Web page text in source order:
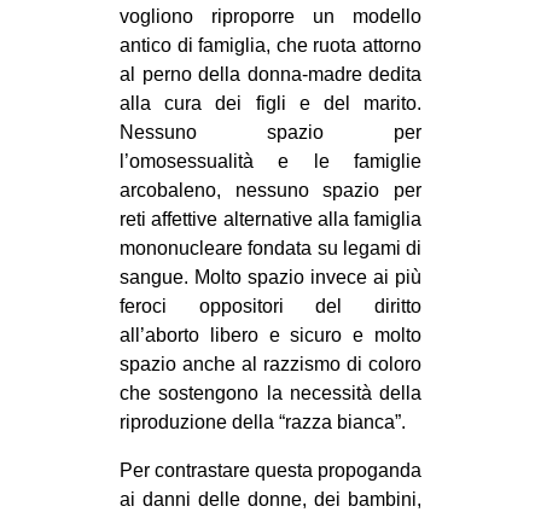
CINEMA
MANIFESTI
MUSICA
RECENSIONI
INTERNAZIONALE
AMERICHE
ESTREMO ORIENTE
EUROPA
MEDIO ORIENTE
EVENTI
vogliono riproporre un modello
antico di famiglia, che ruota attorno
al perno della donna-madre dedita
alla cura dei figli e del marito.
Nessuno spazio per
l’omosessualità e le famiglie
arcobaleno, nessuno spazio per
reti affettive alternative alla famiglia
mononucleare fondata su legami di
sangue. Molto spazio invece ai più
feroci oppositori del diritto
all’aborto libero e sicuro e molto
spazio anche al razzismo di coloro
che sostengono la necessità della
riproduzione della “razza bianca”.
Per contrastare questa propoganda
ai danni delle donne, dei bambini,